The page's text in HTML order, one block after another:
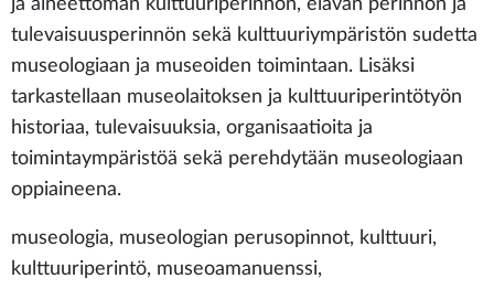
ja aineettoman kulttuuriperinnön, elävän perinnön ja
tulevaisuusperinnön sekä kulttuuriympäristön sudetta
museologiaan ja museoiden toimintaan. Lisäksi
tarkastellaan museolaitoksen ja kulttuuriperintötyön
historiaa, tulevaisuuksia, organisaatioita ja
toimintaympäristöä sekä perehdytään museologiaan
oppiaineena.
museologia, museologian perusopinnot, kulttuuri,
kulttuuriperintö, museoamanuenssi,